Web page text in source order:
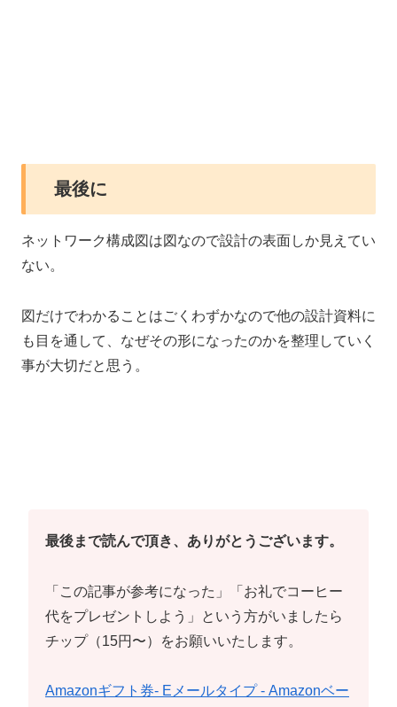
最後に
ネットワーク構成図は図なので設計の表面しか見えてい
ない。
図だけでわかることはごくわずかなので他の設計資料に
も目を通して、なぜその形になったのかを整理していく
事が大切だと思う。
最後まで読んで頂き、ありがとうございます。
「この記事が参考になった」「お礼でコーヒー
代をプレゼントしよう」という方がいましたら
チップ（15円〜）をお願いいたします。
Amazonギフト券- Eメールタイプ - Amazonベー